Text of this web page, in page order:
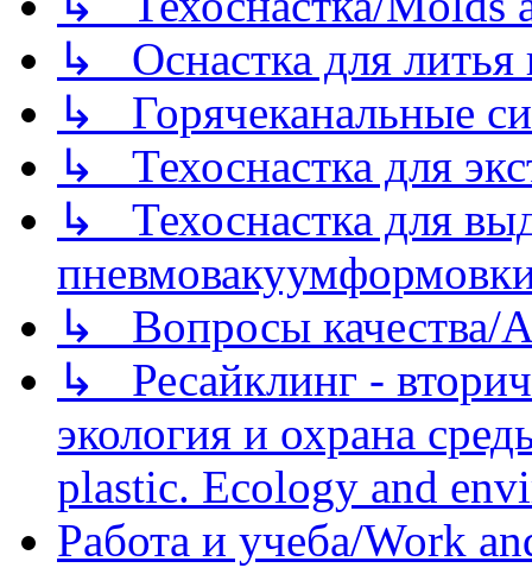
↳ Оснастка для литья
↳ Горячеканальные
↳ Техоснастка для
↳ Техоснастка для
↳ Вопросы качества/
↳ Ресайклинг -
экология и охрана
plastic. Ecology and
Работа и учеба/Work